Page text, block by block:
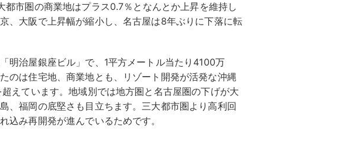
都市圏の商業地はプラス0.7％となんとか上昇を維持し
、大阪で上昇幅が縮小し、名古屋は8年ぶりに下落に転
明治屋銀座ビル」で、1平方メートル当たり4100万
のは住宅地、商業地とも、リゾート開発が活発な沖縄
えています。地域別では地方圏と名古屋圏の下げが大
、福岡の底堅さも目立ちます。三大都市圏より高利回
込み再開発が進んでいるためです。